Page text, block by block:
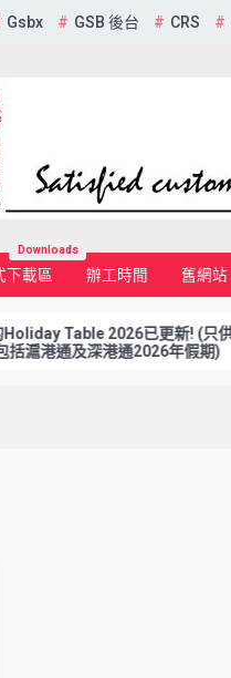
Gsbx GSB 後台 CRS
下載區
Downloads
辦工時間 舊網站
Table 2026已更新! (只供港股
通及深港通2026年假期)